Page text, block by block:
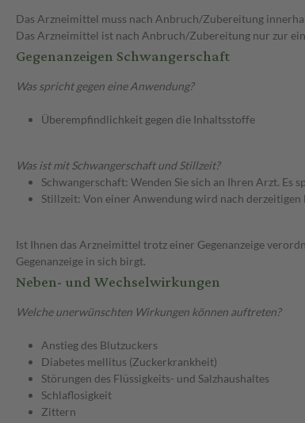
Das Arzneimittel muss nach Anbruch/Zubereitung
Das Arzneimittel ist nach Anbruch/Zubereitung nur zur
Gegenanzeigen Schwangerschaft
Was spricht gegen eine Anwendung?
Überempfindlichkeit gegen die Inhaltsstoffe
Was ist mit Schwangerschaft und Stillzeit?
Schwangerschaft: Wenden Sie sich an Ihren Arzt. Es
Stillzeit: Von einer Anwendung wird nach
Ist Ihnen das Arzneimittel trotz einer Gegenanzeige
Gegenanzeige in sich birgt.
Neben- und Wechselwirkungen
Welche unerwünschten Wirkungen können auftreten?
Anstieg des Blutzuckers
Diabetes mellitus (Zuckerkrankheit)
Störungen des Flüssigkeits- und Salzhaushaltes
Schlaflosigkeit
Zittern